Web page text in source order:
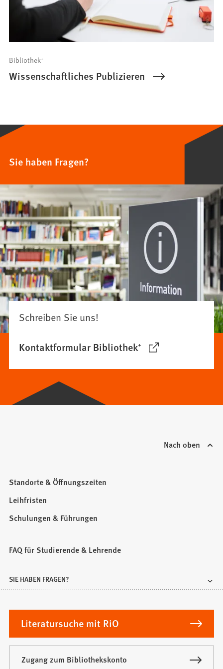
Bibliothek⁺
Wissenschaftliches Publizieren
Sie haben Fragen?
Schreiben Sie uns!
Kontaktformular Bibliothek⁺
(Öffnet
neuen
Tab)
Nach oben
Standorte & Öffnungszeiten
Leihfristen
Schulungen & Führungen
FAQ für Studierende & Lehrende
SIE HABEN FRAGEN?
Literatursuche mit RiO
Zugang zum Bibliothekskonto